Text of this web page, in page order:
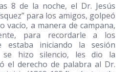
8 de la noche, el Dr. Jesús
para los amigos, golpeó
vacío, a manera de campana,
para recordarle a los
estaba iniciando la sesión
se hizo silencio, les dio la
el derecho de palabra al Dr.